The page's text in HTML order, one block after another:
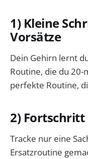
1) Kleine
Vorsätze
Dein Gehirn lernt
Routine, die du 20-
perfekte Routine,
2)
Tracke nur eine
Ersatzroutine